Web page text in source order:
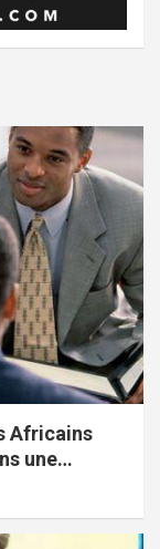
Africains
une
2026)